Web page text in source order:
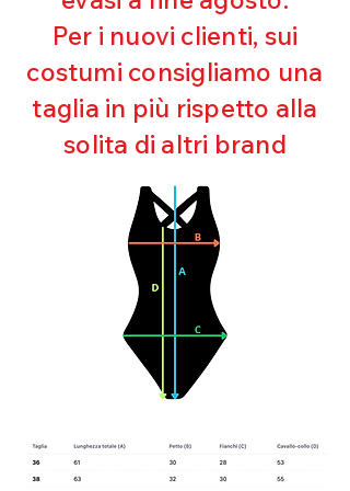
Ultra cloro resistente
Mantenimento della forma
Perfetta vestibilità
Asciugatura rapida
Bielastico
Per i nuovi clienti, sui
costumi consigliamo una
taglia in più rispetto alla
solita di altri brand